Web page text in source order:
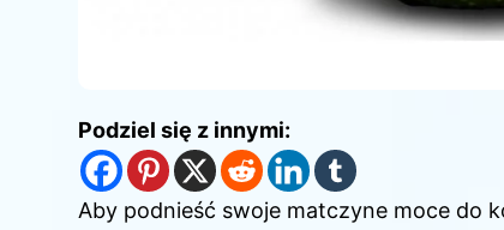
Podziel się z innymi:
Aby podnieść swoje matczyne moce do